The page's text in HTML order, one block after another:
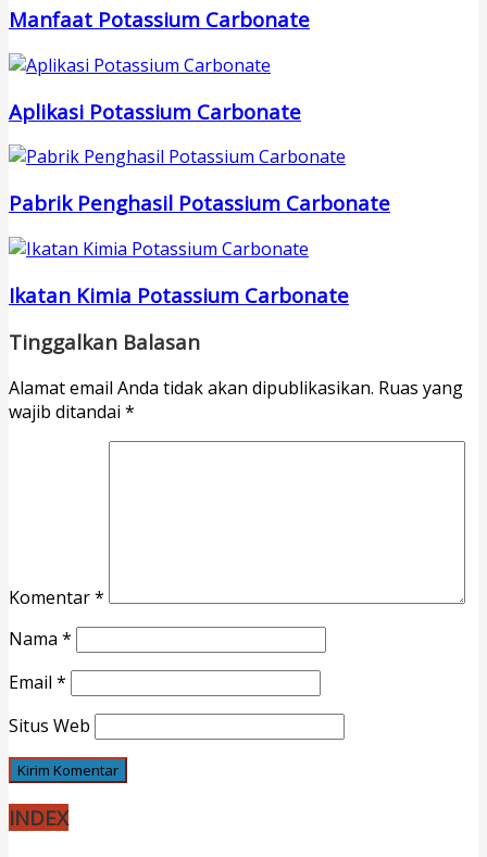
Manfaat Potassium Carbonate
Aplikasi Potassium Carbonate
Pabrik Penghasil Potassium Carbonate
Ikatan Kimia Potassium Carbonate
Tinggalkan Balasan
Alamat email Anda tidak akan dipublikasikan. Ruas yang
wajib ditandai *
Komentar*
Nama *
Email *
Situs Web
INDEX